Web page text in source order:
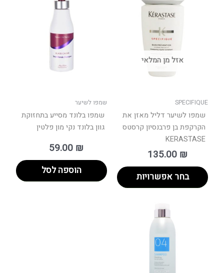
שמפו לשיער
שמפו בלונד מסייע בתחזוקת
גוון בלונד נקי מון פלטין
59.00 ₪
הוספה לסל
אזל מן המלאי
SPECIFIQUE
שמפו לשיער דליל מאזן את
הקרקפת בן פרבנסיון קרסטס
KERASTASE
135.00 ₪
בחר אפשרויות
בעמוד
המוצר